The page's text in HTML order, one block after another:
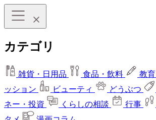
カテゴリ
雑貨・日用品 食品・飲料 教育
ッション
ビューティ どうぶつ
ネー・投資
くらしの相談 行事